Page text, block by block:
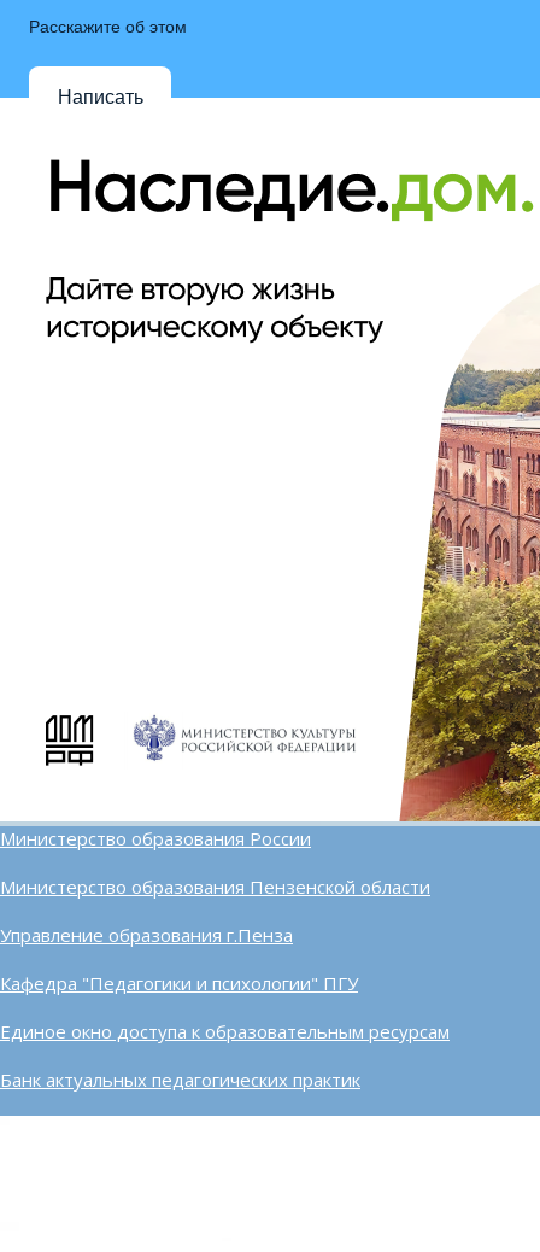
Расскажите об этом
Написать
Министерство образования России
Министерство образования Пензенской области
Управление образования г.Пенза
Кафедра "Педагогики и психологии" ПГУ
Единое окно доступа к образовательным ресурсам
Банк актуальных педагогических практик